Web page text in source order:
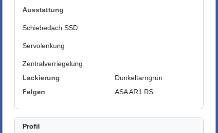
Ausstattung
Schiebedach SSD
Servolenkung
Zentralverriegelung
Lackierung
Dunkeltarngrün
Felgen
ASA AR1 RS
Profil